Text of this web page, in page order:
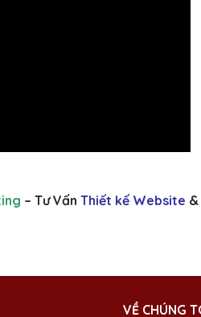
– Tư Vấn Thiết kế Website &
VỀ CHÚNG